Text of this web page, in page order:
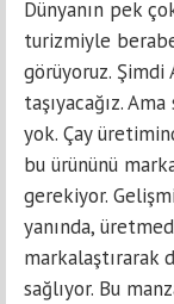
Dünyanın pek
turizmiyle
görüyoruz. Şimdi
taşıyacağız.
yok. Çay
bu ürününü
gerekiyor.
yanında,
markalaştırarak
sağlıyor. Bu